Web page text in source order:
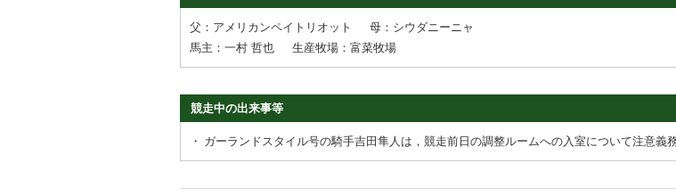
父：アメリカンペイトリオット
母：シウダニーニャ
馬主：一村 哲也
生産牧場：富菜牧場
競走中の出来事等
・ ガーランドスタイル号の騎手吉田隼人は，競走前日の調整ルームへの入室について注意義